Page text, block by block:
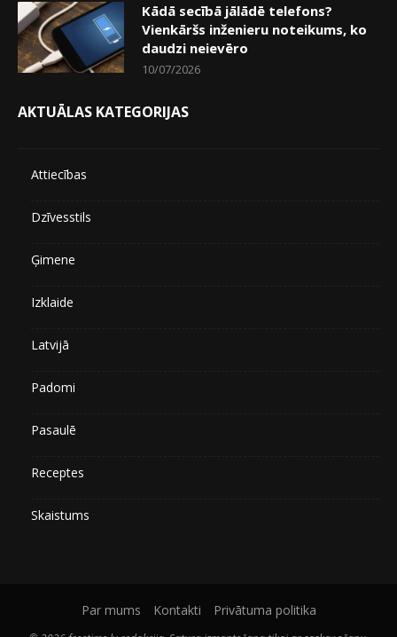
Kādā secībā jālādē telefons?
Vienkāršs inženieru noteikums, ko
daudzi neievēro
10/07/2026
AKTUĀLAS KATEGORIJAS
Attiecības
Dzīvesstils
Ģimene
Izklaide
Latvijā
Padomi
Pasaulē
Receptes
Skaistums
Par mums Kontakti Privātuma politika